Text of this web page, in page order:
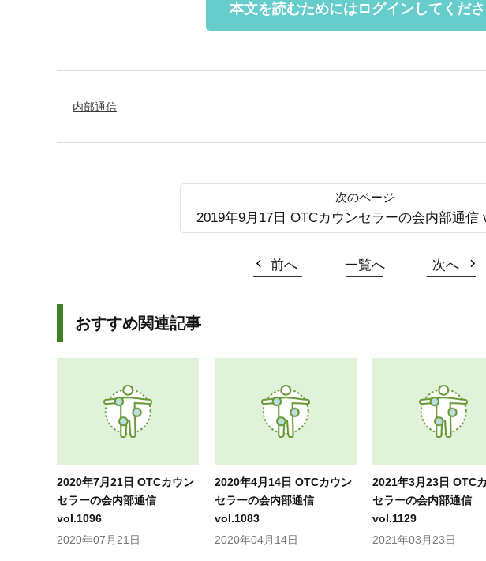
本文を読むためにはログインしてくだ
内部通信
2019年9月17日 OTCカウンセラーの会内部通信
前へ 一覧へ 次へ
おすすめ関連記事
2020年7月21日 OTCカウン
セラーの会内部通信
vol.1096
2020年07月21日
2020年4月14日 OTCカウン
セラーの会内部通信
vol.1083
2020年04月14日
2021年3月23日 OTC
セラーの会内部通信
vol.1129
2021年03月23日